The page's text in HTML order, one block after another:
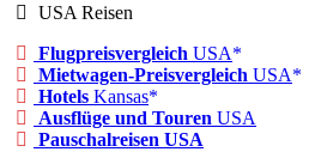
USA Reisen
Flugpreisvergleich USA
Mietwagen-Preisvergleich USA
Hotels Kansas
Ausflüge und Touren USA
Pauschalreisen USA